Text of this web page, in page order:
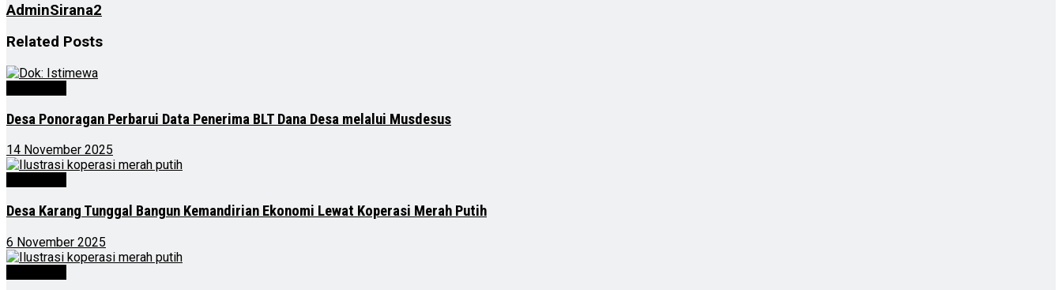
AdminSirana2
Related Posts
Desa Ponoragan Perbarui Data Penerima BLT Dana Desa melalui Musdesus
14 November 2025
Desa Karang Tunggal Bangun Kemandirian Ekonomi Lewat Koperasi Merah Putih
6 November 2025